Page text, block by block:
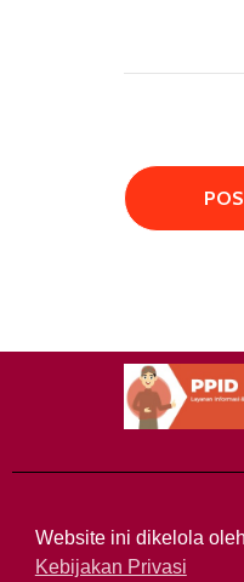
Website ini dikelola
Kebijakan Privasi